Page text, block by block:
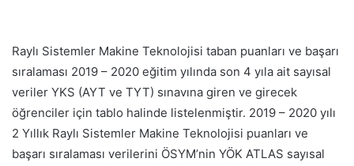
Raylı Sistemler Makine Teknolojisi taban puanları ve başarı
sıralaması 2019 – 2020 eğitim yılında son 4 yıla ait sayısal
veriler YKS (AYT ve TYT) sınavına giren ve girecek
öğrenciler için tablo halinde listelenmiştir. 2019 – 2020 yılı
2 Yıllık Raylı Sistemler Makine Teknolojisi puanları ve
başarı sıralaması verilerini ÖSYM’nin YÖK ATLAS sayısal